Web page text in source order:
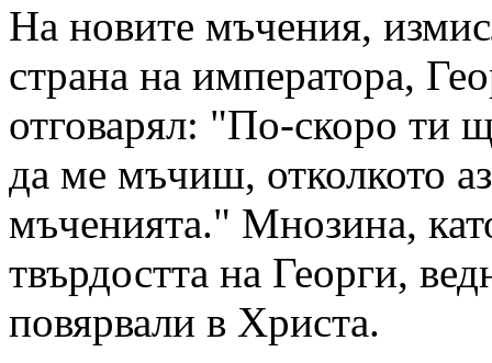
На новите мъчения,
страна на императора,
отговарял: "По-скоро ти
да ме мъчиш, отколкото
мъченията." Мнозина,
твърдостта на Георги,
повярвали в Христа.